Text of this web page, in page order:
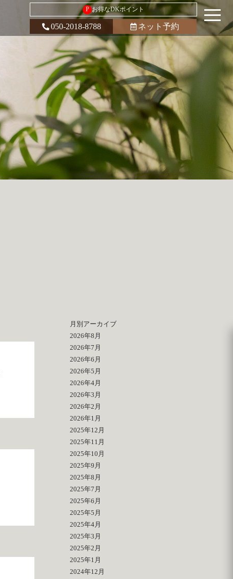
P お得なDKポイント
050-2018-8788 ネット予約
月別アーカイブ
2026年8月
2026年7月
2026年6月
2026年5月
2026年4月
2026年3月
2026年2月
2026年1月
2025年12月
2025年11月
2025年10月
2025年9月
2025年8月
2025年7月
2025年6月
2025年5月
2025年4月
2025年3月
2025年2月
2025年1月
2024年12月